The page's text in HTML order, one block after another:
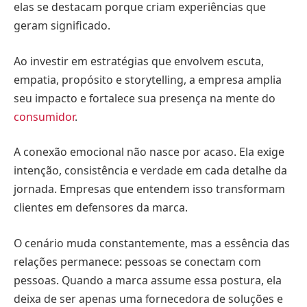
elas se destacam porque criam experiências que
geram significado.
Ao investir em estratégias que envolvem escuta,
empatia, propósito e storytelling, a empresa amplia
seu impacto e fortalece sua presença na mente do
consumidor.
A conexão emocional não nasce por acaso. Ela exige
intenção, consistência e verdade em cada detalhe da
jornada. Empresas que entendem isso transformam
clientes em defensores da marca.
O cenário muda constantemente, mas a essência das
relações permanece: pessoas se conectam com
pessoas. Quando a marca assume essa postura, ela
deixa de ser apenas uma fornecedora de soluções e